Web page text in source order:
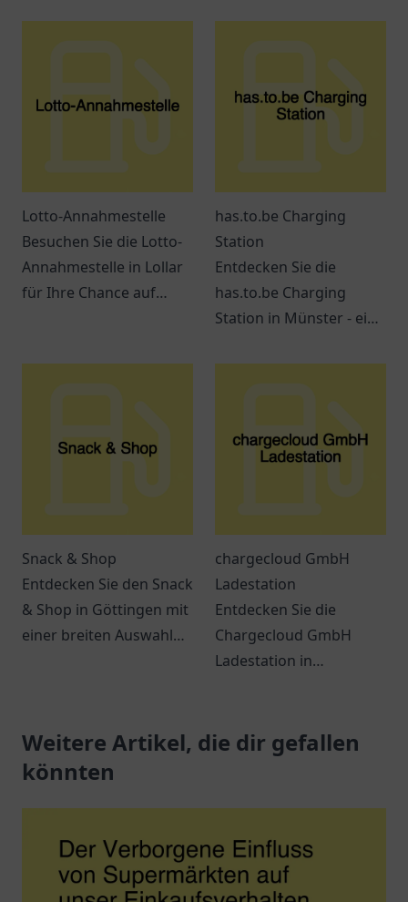
Lotto-Annahmestelle
Besuchen Sie die Lotto-
Annahmestelle in Lollar
für Ihre Chance auf
verwirklichen Sie Ihre
has.to.be Charging
Station
Entdecken Sie die
has.to.be Charging
Station in Münster - ein
umweltbewusste
Lademöglichkeiten.
Snack & Shop
Entdecken Sie den Snack
& Shop in Göttingen mit
einer breiten Auswahl
chargecloud GmbH
Ladestation
Entdecken Sie die
Chargecloud GmbH
Ladestation in
zum Laden von
Elektroautos.
Weitere Artikel, die dir gefallen
könnten